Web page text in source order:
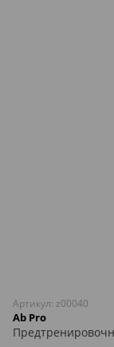
Артикул: z00040
Ab Pro